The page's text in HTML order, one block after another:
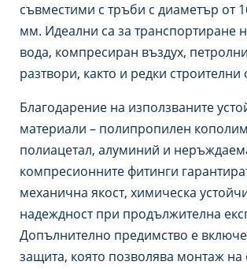
съвместими с тръби с диаметър от
мм. Идеални са за транспортиране
вода, компресиран въздух,
разтвори, както и редки строителни
Благодарение на използваните
материали – полипропилен
полиацетал, алуминий и
компресионните фитинги
механична якост, химическа
надеждност при продължителна
Допълнително предимство е
защита, която позволява монтаж на